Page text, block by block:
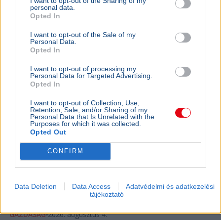
personal data.
Opted In
I want to opt-out of the Sale of my
Personal Data.
Opted In
I want to opt-out of processing my
Personal Data for Targeted Advertising.
Opted In
I want to opt-out of Collection, Use,
Retention, Sale, and/or Sharing of my
Personal Data that Is Unrelated with the
Purposes for which it was collected.
Opted Out
CONFIRM
Data Deletion Data Access
Adatvédelmi és adatkezelési
tájékoztató
BELFÖLD
Magyarországon a legnehezebb
szegényként bíróságra menni
Az Amnesty International Magyarország szerint
az EU-ban nálunk a legnehezebb szegényként
bírósághoz fordulni, ezért a jövedelmi küszöb
emelését javaso...
nő a
GAZDASÁG 2026. augusztus 4.